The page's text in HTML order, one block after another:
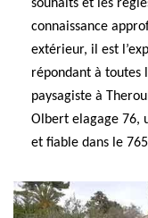
souhaits et les
connaissance
extérieur, il est
répondant à toutes
paysagiste à
Olbert elagage 76,
et fiable dans le